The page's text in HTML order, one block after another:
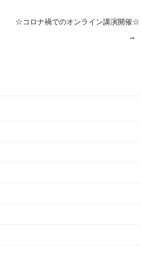
☆コロナ禍でのオンライン講演開催☆
→